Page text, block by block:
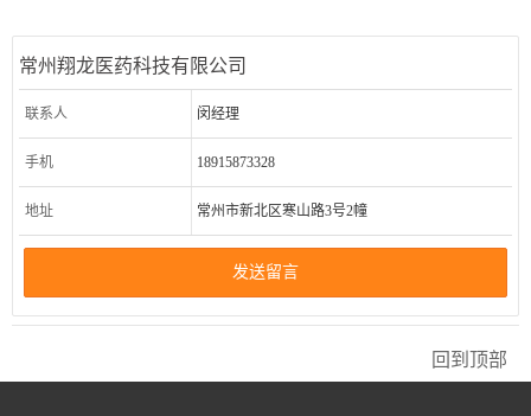
常州翔龙医药科技有限公司
联系人 闵经理
手机 18915873328
地址 常州市新北区寒山路3号2幢
发送留言
回到顶部